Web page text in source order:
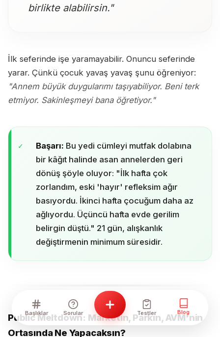
birlikte alabilirsin."
İlk seferinde işe yaramayabilir. Onuncu seferinde
yarar. Çünkü çocuk yavaş yavaş şunu öğreniyor:
"Annem büyük duygularımı taşıyabiliyor. Beni terk
etmiyor. Sakinleşmeyi bana öğretiyor."
Başarı: Bu yedi cümleyi mutfak dolabına
bir kâğıt halinde asan annelerden geri
dönüş şöyle oluyor: "İlk hafta çok
zorlandım, eski 'hayır' refleksim ağır
basıyordu. İkinci hafta çocuğum daha az
ağlıyordu. Üçüncü hafta evde gerilim
belirgin düştü." 21 gün, alışkanlık
değiştirmenin minimum süresidir.
Public Meltdown: Marketin, Parkın, AVM'nin
Ortasında Ne Yapacaksın?
Başlıklar Sorular Testler Blog